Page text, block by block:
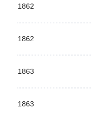
1862
1862
1863
1863